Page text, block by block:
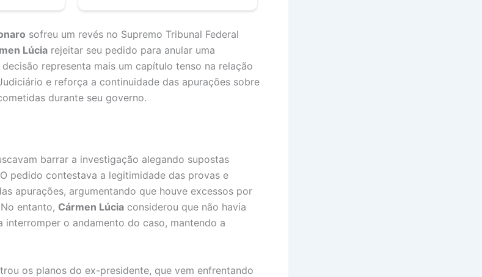
sofreu um revés no Supremo Tribunal Federal
Lúcia rejeitar seu pedido para anular uma
representa mais um capítulo tenso na relação
e reforça a continuidade das apurações sobre
durante seu governo.
barrar a investigação alegando supostas
pedido contestava a legitimidade das provas e
apurações, argumentando que houve excessos por
entanto, Cármen Lúcia considerou que não havia
interromper o andamento do caso, mantendo a
os planos do ex-presidente, que vem enfrentando